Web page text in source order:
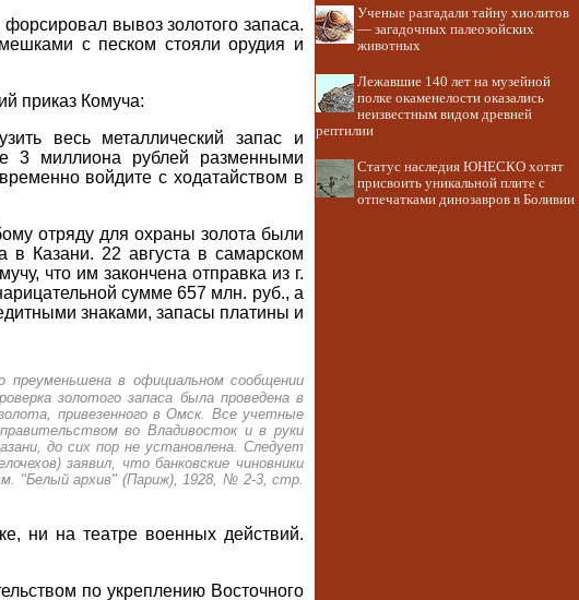
вывоз золотого запаса.
с песком стояли орудия и
приказ Комуча:
весь металлический запас и
3 миллиона рублей разменными
войдите с ходатайством в
отряду для охраны золота были
в Казани. 22 августа в самарском
что им закончена отправка из г.
сумме 657 млн. руб., а
знаками, запасы платины и
преуменьшена в официальном сообщении
золотого запаса была проведена в
привезенного в Омск. Все учетные
во Владивосток и в руки
до сих пор не установлена. Следует
заявил, что банковские чиновники
"Белый архив" (Париж), 1928, № 2-3, стр.
ни на театре военных действий.
по укреплению Восточного
Ученые разгадали тайну хиолитов
— загадочных палеозойских
животных
Лежавшие 140 лет на музейной
полке окаменелости оказались
неизвестным видом древней
рептилии
Статус наследия ЮНЕСКО хотят
присвоить уникальной плите с
отпечатками динозавров в Боливии